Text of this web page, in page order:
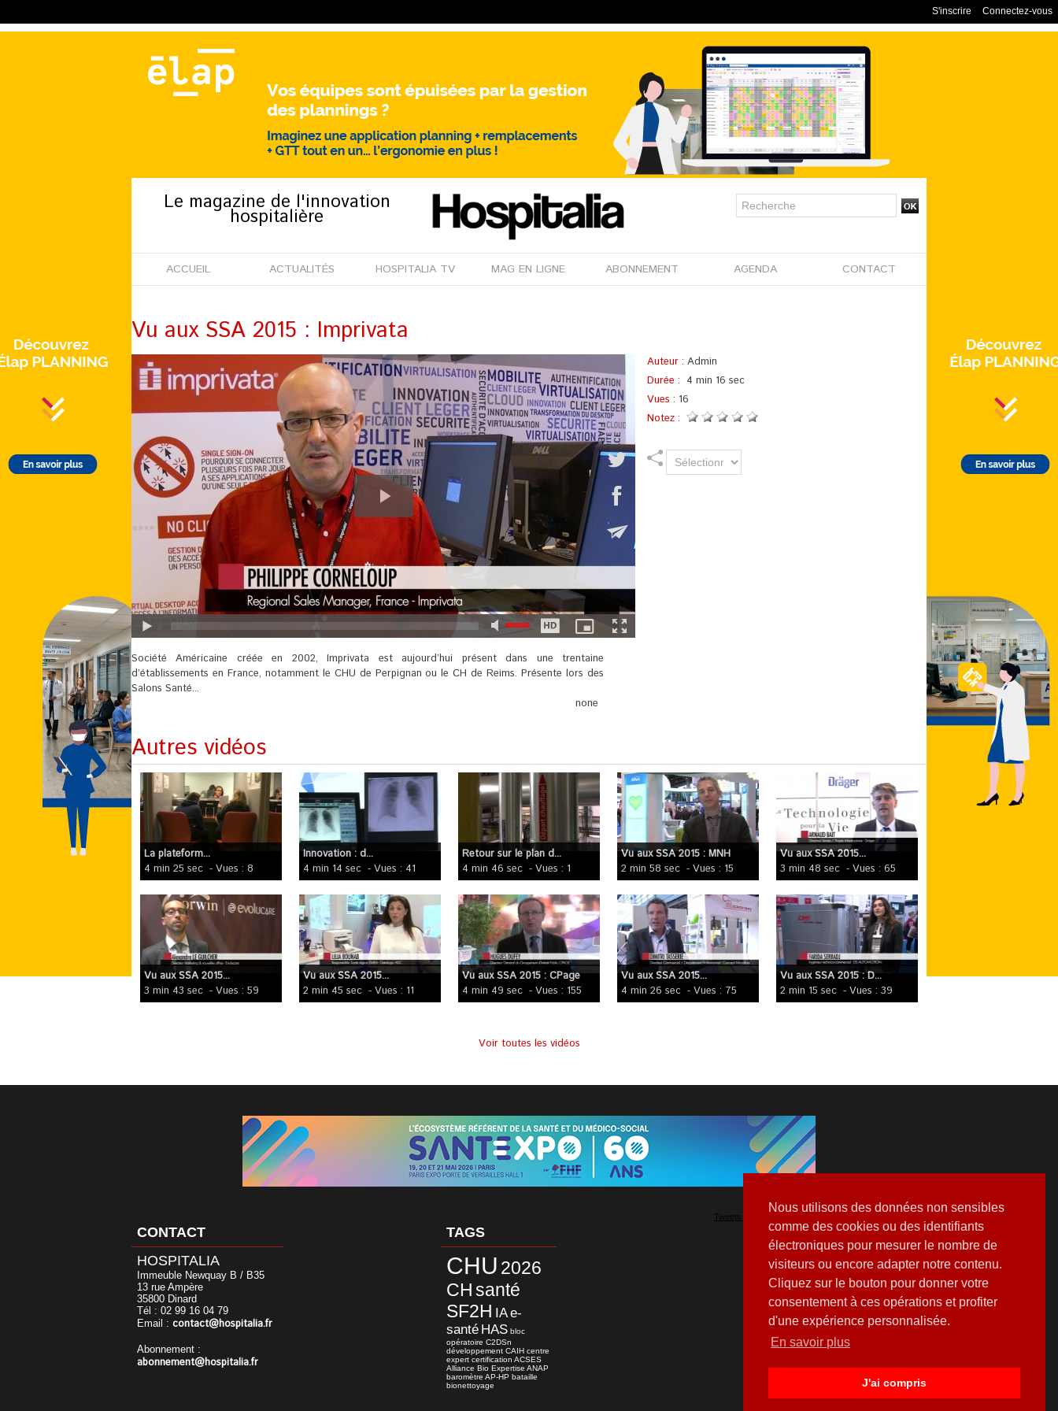
Nous utilisons des données non sensibles
comme des cookies ou des identifiants
électroniques pour mesurer le nombre de
visiteurs ou encore adapter notre contenu.
Cliquez sur le bouton pour donner votre
consentement à ces opérations et profiter
d'une expérience personnalisée.
En savoir plus
J'ai compris
Connectez-vous
S'inscrire
Le magazine de l'innovation
hospitalière
ACCUEIL ACTUALITÉS HOSPITALIA TV MAG EN LIGNE ABONNEMENT AGENDA CONTACT
Vu aux SSA 2015 : Imprivata
Auteur : Admin
Durée : 4 min 16 sec
Vues : 16
Notez :
Société Américaine créée en 2002, Imprivata est aujourd’hui présent dans une trentaine
d’établissements en France, notamment le CHU de Perpignan ou le CH de Reims. Présente lors des
Salons Santé...
none
Autres vidéos
La plateform...
4 min 25 sec - Vues : 8
Innovation : d...
4 min 14 sec - Vues : 41
Retour sur le plan d...
4 min 46 sec - Vues : 1
Vu aux SSA 2015 : MNH
2 min 58 sec - Vues : 15
Vu aux SSA 2015...
3 min 48 sec - Vues : 65
Vu aux SSA 2015...
3 min 43 sec - Vues : 59
Vu aux SSA 2015...
2 min 45 sec - Vues : 11
Vu aux SSA 2015 : CPage
4 min 49 sec - Vues : 155
Vu aux SSA 2015...
4 min 26 sec - Vues : 75
Vu aux SSA 2015 : D...
2 min 15 sec - Vues : 39
Voir toutes les vidéos
CONTACT
HOSPITALIA
Immeuble Newquay B / B35
13 rue Ampère
35800 Dinard
Tél : 02 99 16 04 79
Email : contact@hospitalia.fr
Abonnement :
abonnement@hospitalia.fr
TAGS
CHU 2026
CHsanté
SF2H IAe-
santé HAS bloc
opératoire C2DSn
développement CAIH centre
expert certification ACSES
Alliance Bio Expertise ANAP
baromètre AP-HP bataille
bionettoyage
Tweets by Hospitalia_Mag